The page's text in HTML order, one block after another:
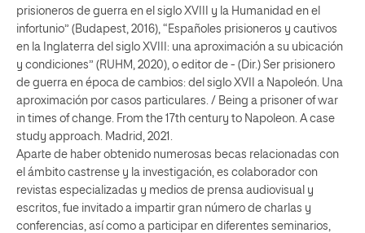
prisioneros de guerra en el siglo XVIII y la Humanidad en el
infortunio” (Budapest, 2016), “Españoles prisioneros y cautivos
en la Inglaterra del siglo XVIII: una aproximación a su ubicación
y condiciones” (RUHM, 2020), o editor de - (Dir.) Ser prisionero
de guerra en época de cambios: del siglo XVII a Napoleón. Una
aproximación por casos particulares. / Being a prisoner of war
in times of change. From the 17th century to Napoleon. A case
study approach. Madrid, 2021.
Aparte de haber obtenido numerosas becas relacionadas con
el ámbito castrense y la investigación, es colaborador con
revistas especializadas y medios de prensa audiovisual y
escritos, fue invitado a impartir gran número de charlas y
conferencias, así como a participar en diferentes seminarios,